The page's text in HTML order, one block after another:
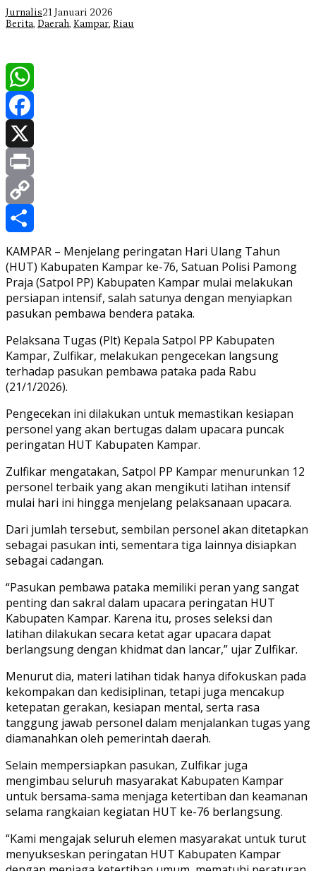
Jurnalis21 Januari 2026
Berita, Daerah, Kampar, Riau
WhatsApp
Facebook
X
Print
Copy
Link
Share
KAMPAR – Menjelang peringatan Hari Ulang Tahun
(HUT) Kabupaten Kampar ke-76, Satuan Polisi Pamong
Praja (Satpol PP) Kabupaten Kampar mulai melakukan
persiapan intensif, salah satunya dengan menyiapkan
pasukan pembawa bendera pataka.
Pelaksana Tugas (Plt) Kepala Satpol PP Kabupaten
Kampar, Zulfikar, melakukan pengecekan langsung
terhadap pasukan pembawa pataka pada Rabu
(21/1/2026).
Pengecekan ini dilakukan untuk memastikan kesiapan
personel yang akan bertugas dalam upacara puncak
peringatan HUT Kabupaten Kampar.
Zulfikar mengatakan, Satpol PP Kampar menurunkan 12
personel terbaik yang akan mengikuti latihan intensif
mulai hari ini hingga menjelang pelaksanaan upacara.
Dari jumlah tersebut, sembilan personel akan ditetapkan
sebagai pasukan inti, sementara tiga lainnya disiapkan
sebagai cadangan.
“Pasukan pembawa pataka memiliki peran yang sangat
penting dan sakral dalam upacara peringatan HUT
Kabupaten Kampar. Karena itu, proses seleksi dan
latihan dilakukan secara ketat agar upacara dapat
berlangsung dengan khidmat dan lancar,” ujar Zulfikar.
Menurut dia, materi latihan tidak hanya difokuskan pada
kekompakan dan kedisiplinan, tetapi juga mencakup
ketepatan gerakan, kesiapan mental, serta rasa
tanggung jawab personel dalam menjalankan tugas yang
diamanahkan oleh pemerintah daerah.
Selain mempersiapkan pasukan, Zulfikar juga
mengimbau seluruh masyarakat Kabupaten Kampar
untuk bersama-sama menjaga ketertiban dan keamanan
selama rangkaian kegiatan HUT ke-76 berlangsung.
“Kami mengajak seluruh elemen masyarakat untuk turut
menyukseskan peringatan HUT Kabupaten Kampar